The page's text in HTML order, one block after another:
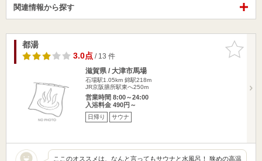
関連情報から探す
お気に入
りに追加
都湯
3.0点/ 13 件
滋賀県 / 大津市馬場
石場駅1.05km 錦駅218m
JR京阪膳所駅東へ250m
営業時間 8:00～24:00
入浴料金 490円～
日帰り サウナ
ここのオススメは、なんと言ってもサウナと水風呂！ 狭めの高温